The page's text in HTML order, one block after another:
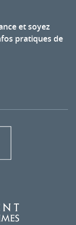
et soyez
pratiques de